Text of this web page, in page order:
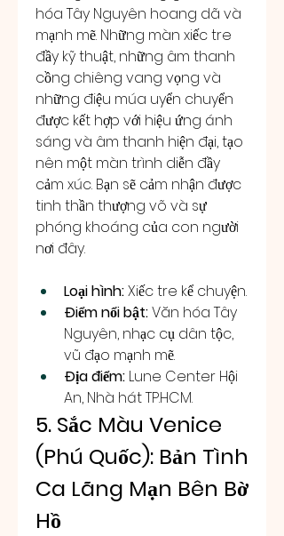
hóa Tây Nguyên hoang dã và
mạnh mẽ. Những màn xiếc tre
đầy kỹ thuật, những âm thanh
cồng chiêng vang vọng và
những điệu múa uyển chuyển
được kết hợp với hiệu ứng ánh
sáng và âm thanh hiện đại, tạo
nên một màn trình diễn đầy
cảm xúc. Bạn sẽ cảm nhận được
tinh thần thượng võ và sự
phóng khoáng của con người
nơi đây.
Loại hình: Xiếc tre kể chuyện.
Điểm nổi bật: Văn hóa Tây
Nguyên, nhạc cụ dân tộc,
vũ đạo mạnh mẽ.
Địa điểm: Lune Center Hội
An, Nhà hát TP.HCM.
5. Sắc Màu Venice
(Phú Quốc): Bản Tình
Ca Lãng Mạn Bên Bờ
Hồ